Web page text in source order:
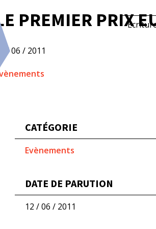
PREMIER PRIX
12 / 06 / 2011
CATÉGORIE
Evènements
DATE DE PARUTION
12 / 06 / 2011